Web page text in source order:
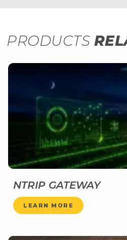
PRODUCTS
NTRIP GATEWAY
LEARN MORE